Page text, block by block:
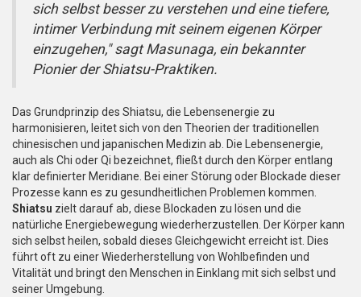
sich selbst besser zu verstehen und eine tiefere,
intimer Verbindung mit seinem eigenen Körper
einzugehen," sagt Masunaga, ein bekannter
Pionier der Shiatsu-Praktiken.
Das Grundprinzip des Shiatsu, die Lebensenergie zu
harmonisieren, leitet sich von den Theorien der traditionellen
chinesischen und japanischen Medizin ab. Die Lebensenergie,
auch als Chi oder Qi bezeichnet, fließt durch den Körper entlang
klar definierter Meridiane. Bei einer Störung oder Blockade dieser
Prozesse kann es zu gesundheitlichen Problemen kommen.
Shiatsu zielt darauf ab, diese Blockaden zu lösen und die
natürliche Energiebewegung wiederherzustellen. Der Körper kann
sich selbst heilen, sobald dieses Gleichgewicht erreicht ist. Dies
führt oft zu einer Wiederherstellung von Wohlbefinden und
Vitalität und bringt den Menschen in Einklang mit sich selbst und
seiner Umgebung.